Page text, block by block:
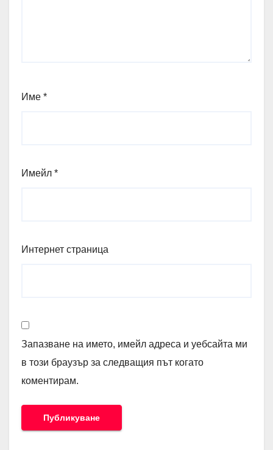
Име *
Имейл *
Интернет страница
Запазване на името, имейл адреса и уебсайта ми
в този браузър за следващия път когато
коментирам.